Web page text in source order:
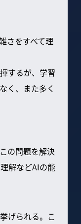
さをすべて理
するが、学習
く、また多く
の問題を解決
解などAIの能
げられる。こ